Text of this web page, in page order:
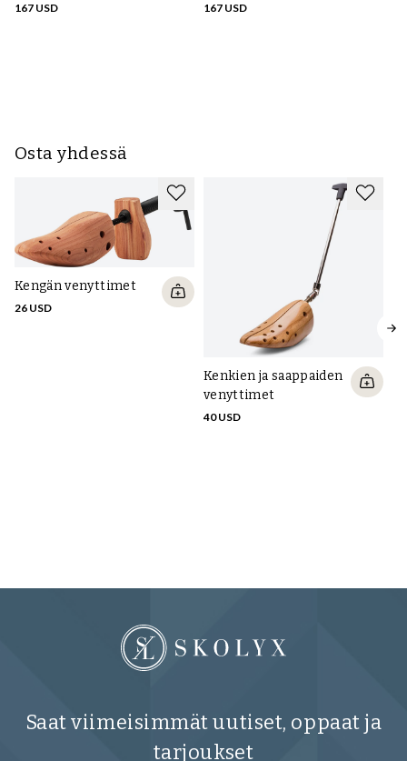
167 USD 167 USD
Osta yhdessä
Kengän venyttimet
26 USD
Kenkien ja saappaiden
venyttimet
40 USD
Saat viimeisimmät uutiset, oppaat ja
tarjoukset